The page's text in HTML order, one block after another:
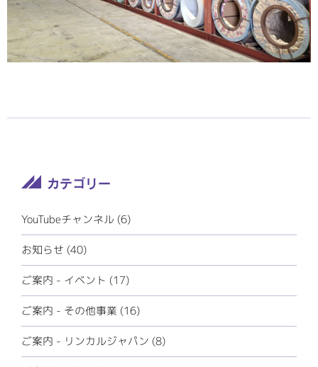
YouTubeチャンネル (6)
お知らせ (40)
ご案内 - イベント (17)
ご案内 - その他事業 (16)
ご案内 - リンカルジャパン (8)